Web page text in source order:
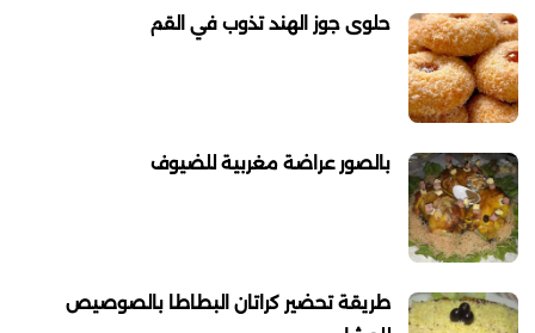
حلوى جوز الهند تذوب في القم
بالصور عراضة مغربية للضيوف
طريقة تحضير كراتان البطاطا بالصوصيص